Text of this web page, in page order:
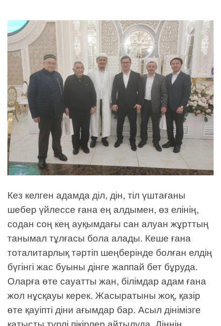
Кез келген адамда діл, дін, тіл үштағаны
шебер үйлессе ғана ең алдымен, өз елінің,
содан соң кең ауқымдағы сан алуан жұрттың
танымал тұлғасы бола алады. Кеше ғана
тоталитарлық тәртіп шеңберінде болған елдің
бүгінгі жас буыны дінге жаппай бет бұруда.
Оларға өте сауатты жан, білімдар адам ғана
жол нұсқауы керек. Жасыратыны жоқ, қазір
өте қауіпті діни ағымдар бар. Асыл дінімізге
қатысты түрлі пікірлер айтылуда. Діннің